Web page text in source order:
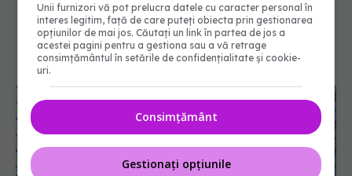
Unii furnizori vă pot prelucra datele cu caracter personal în
interes legitim, față de care puteți obiecta prin gestionarea
opțiunilor de mai jos. Căutați un link în partea de jos a
acestei pagini pentru a gestiona sau a vă retrage
consimțământul în setările de confidențialitate și cookie-
uri.
Consimțământ
Gestionați opțiunile